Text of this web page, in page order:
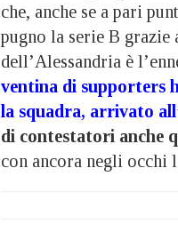
che, anche se a pari
pugno la serie B
dell’Alessandria è
ventina di supporters
la squadra, arrivato
di contestatori anche
con ancora negli occhi